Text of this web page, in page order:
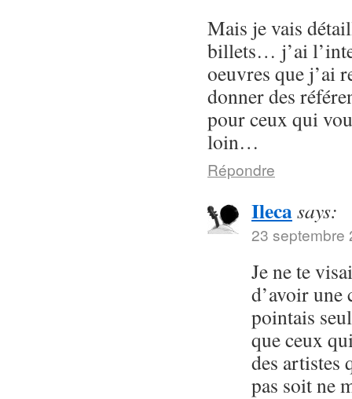
Mais je vais
billets… j’ai
oeuvres que j’ai
donner des
pour ceux qui
loin…
Répondre
Ilecasays:
23 septembre
Je ne te
d’avoir une
pointais
que ceux
des artistes
pas soit ne